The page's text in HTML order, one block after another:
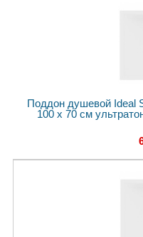
Поддон душевой Ideal
100 x 70 см